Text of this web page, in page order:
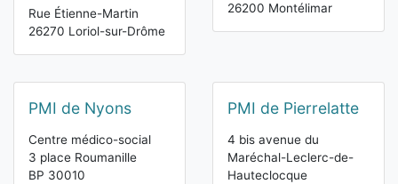
Rue Étienne-Martin
26270 Loriol-sur-Drôme
26200 Montélimar
PMI de Nyons
Centre médico-social
3 place Roumanille
BP 30010
PMI de Pierrelatte
4 bis avenue du
Maréchal-Leclerc-de-
Hauteclocque